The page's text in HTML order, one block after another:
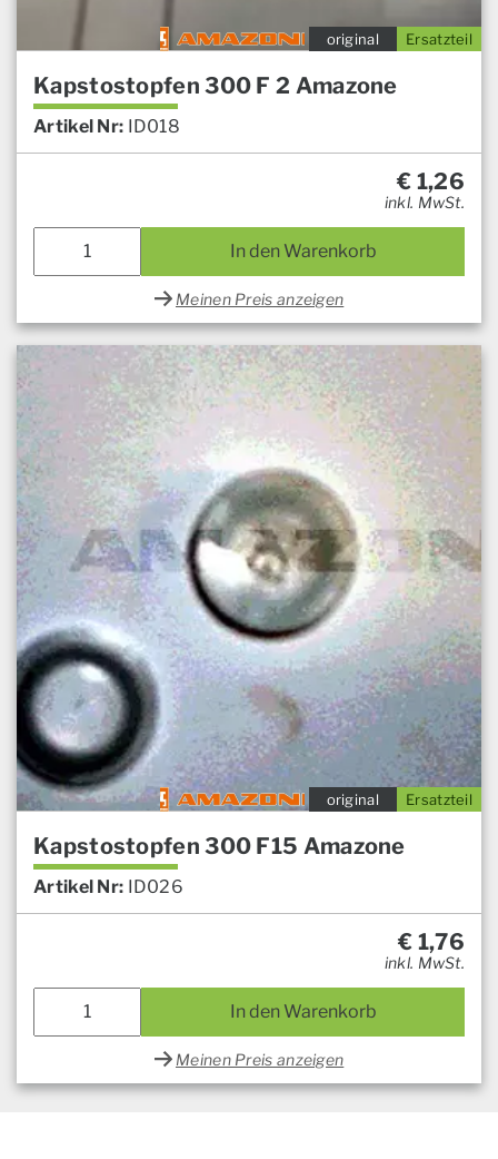
Ersatzteil
original
Kapstostopfen 300 F 2 Amazone
Artikel Nr: ID018
€ 1,26
inkl. MwSt.
In den Warenkorb
Meinen Preis anzeigen
Ersatzteil
original
Kapstostopfen 300 F15 Amazone
Artikel Nr: ID026
€ 1,76
inkl. MwSt.
In den Warenkorb
Meinen Preis anzeigen